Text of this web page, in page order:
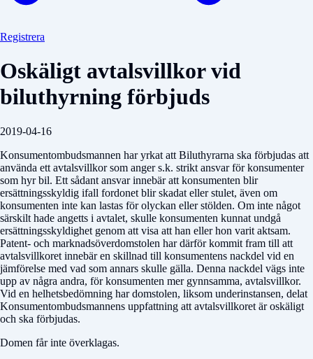
Registrera
Oskäligt avtalsvillkor vid
biluthyrning förbjuds
2019-04-16
Konsumentombudsmannen har yrkat att Biluthyrarna ska förbjudas att
använda ett avtalsvillkor som anger s.k. strikt ansvar för konsumenter
som hyr bil. Ett sådant ansvar innebär att konsumenten blir
ersättningsskyldig ifall fordonet blir skadat eller stulet, även om
konsumenten inte kan lastas för olyckan eller stölden. Om inte något
särskilt hade angetts i avtalet, skulle konsumenten kunnat undgå
ersättningsskyldighet genom att visa att han eller hon varit aktsam.
Patent- och marknadsöverdomstolen har därför kommit fram till att
avtalsvillkoret innebär en skillnad till konsumentens nackdel vid en
jämförelse med vad som annars skulle gälla. Denna nackdel vägs inte
upp av några andra, för konsumenten mer gynnsamma, avtalsvillkor.
Vid en helhetsbedömning har domstolen, liksom underinstansen, delat
Konsumentombudsmannens uppfattning att avtalsvillkoret är oskäligt
och ska förbjudas.
Domen får inte överklagas.